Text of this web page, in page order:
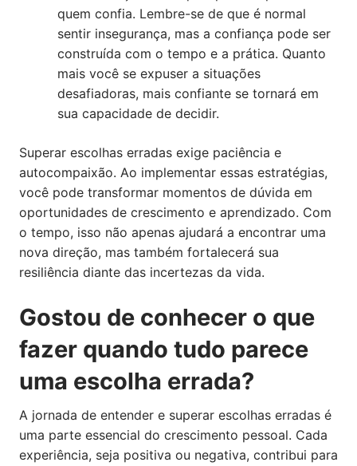
quem confia. Lembre-se de que é normal
sentir insegurança, mas a confiança pode ser
construída com o tempo e a prática. Quanto
mais você se expuser a situações
desafiadoras, mais confiante se tornará em
sua capacidade de decidir.
Superar escolhas erradas exige paciência e
autocompaixão. Ao implementar essas estratégias,
você pode transformar momentos de dúvida em
oportunidades de crescimento e aprendizado. Com
o tempo, isso não apenas ajudará a encontrar uma
nova direção, mas também fortalecerá sua
resiliência diante das incertezas da vida.
Gostou de conhecer o que
fazer quando tudo parece
uma escolha errada?
A jornada de entender e superar escolhas erradas é
uma parte essencial do crescimento pessoal. Cada
experiência, seja positiva ou negativa, contribui para